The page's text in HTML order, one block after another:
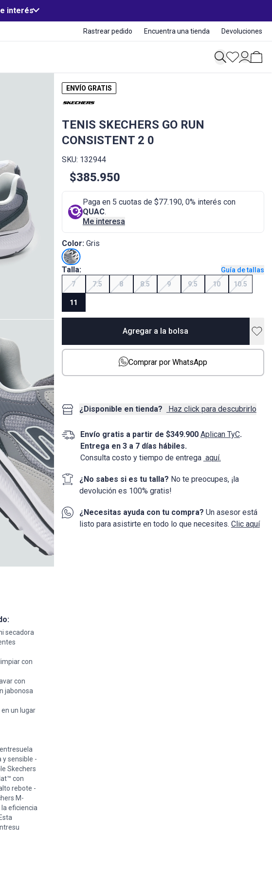
interés
Rastrear pedido Encuentra una tienda Devoluciones
secadora
con
con
jabonosa
en un lugar
y sensible -
Skechers
con
rebote -
M-
eficiencia
ENVÍO GRATIS
TENIS SKECHERS GO RUN
CONSISTENT 2 0
SKU: 132944
$385.950
Paga en 5 cuotas de $77.190, 0% interés con
QUAC.
Me interesa
Color: Gris
Talla:
Guía de tallas
7
7.5 8 8.5 9 9.5 10 10.5
11
Agregar a la bolsa
Comprar por WhatsApp
¿Disponible en tienda? Haz click para descubrirlo
Envío gratis a partir de $349.900 Aplican TyC.
Entrega en 3 a 7 días hábiles.
Consulta costo y tiempo de entrega aquí.
¿No sabes si es tu talla? No te preocupes, ¡la
devoluciónes 100% gratis!
¿Necesitas ayuda con tu compra? Un asesor está
listo para asistirte en todo lo que necesites. Clic aquí